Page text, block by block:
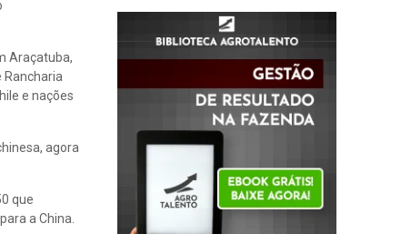
Araçatuba,
Rancharia
e nações
agora
que
a China.